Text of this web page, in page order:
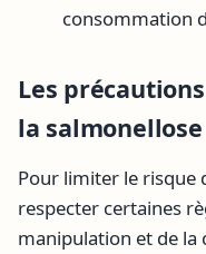
consommation
Les
la salmonellose
Pour limiter le risque
respecter certaines
manipulation et de la